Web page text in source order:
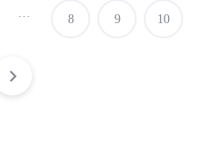
8 9 10